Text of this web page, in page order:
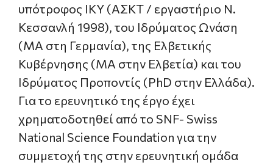
υπότροφος ΙΚΥ (ΑΣΚΤ / εργαστήριο Ν.
Κεσσανλή 1998), του Ιδρύματος Ωνάση
(ΜΑ στη Γερμανία), της Ελβετικής
Κυβέρνησης (ΜΑ στην Ελβετία) και του
Ιδρύματος Προποντίς (PhD στην Ελλάδα).
Για το ερευνητικό της έργο έχει
χρηματοδοτηθεί από το SNF- Swiss
National Science Foundation για την
συμμετοχή της στην ερευνητική ομάδα